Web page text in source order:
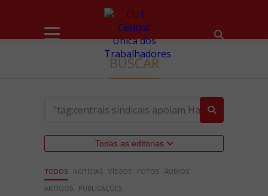
BUSCAR
Todas as editorias
TODOS NOTÍCIAS VÍDEOS FOTOS ÁUDIOS
ARTIGOS
PUBLICAÇÕES